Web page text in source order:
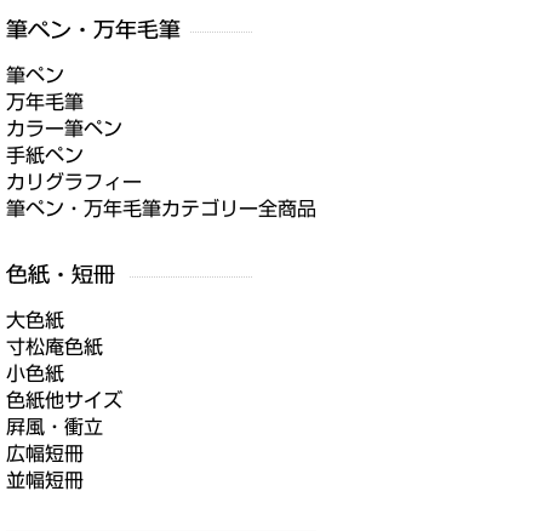
筆ペン
万年毛筆
カラー筆ペン
手紙ペン
カリグラフィー
筆ペン・万年毛筆カテゴリー全商品
大色紙
寸松庵色紙
小色紙
色紙他サイズ
屛風・衝立
広幅短冊
並幅短冊